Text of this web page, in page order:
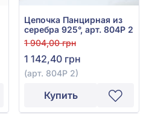
Цепочка Панцирная из
серебра 925°, арт. 804Р 2
1 904,00 грн
1 142,40 грн
(арт. 804Р 2)
Купить